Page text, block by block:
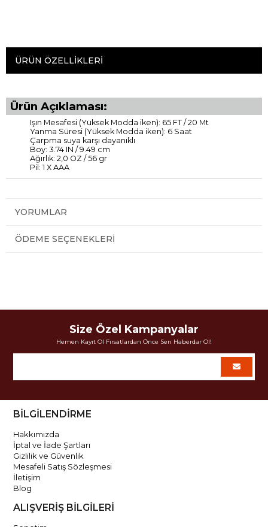
ÜRÜN ÖZELLIKLERI
Ürün Açıklaması:
Işın Mesafesi (Yüksek Modda iken): 65 FT / 20 Mt
Yanma Süresi (Yüksek Modda iken): 6 Saat
Çarpma suya karşı dayanıklı
Boy: 3.74 IN / 9.49 cm
Ağırlık: 2,0 OZ / 56 gr
Pil: 1 X AAA
YORUMLAR
ÖDEME SEÇENEKLERI
Size Özel Kampanyalar
Hemen Kayıt Ol Fırsatlardan Önce Sen Haberdar Ol!
BİLGİLENDİRME
Hakkımızda
İptal ve İade Şartları
Gizlilik ve Güvenlik
Mesafeli Satış Sözleşmesi
İletişim
Blog
ALIŞVERİŞ BİLGİLERİ